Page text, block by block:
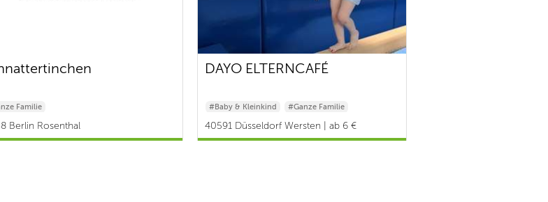
Familie
Berlin Rosenthal
DAYO ELTERNCAFÉ
#Baby & Kleinkind #Ganze Familie
40591 Düsseldorf Wersten | ab 6 €